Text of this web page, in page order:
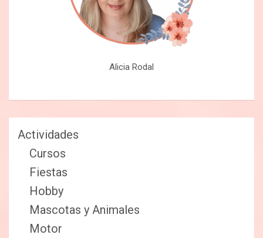
Alicia Rodal
Actividades
Cursos
Fiestas
Hobby
Mascotas y Animales
Motor